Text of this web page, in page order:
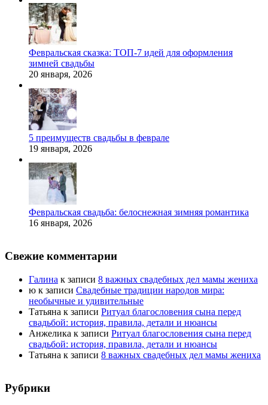
Февральская сказка: ТОП-7 идей для оформления
зимней свадьбы
20 января, 2026
5 преимуществ свадьбы в феврале
19 января, 2026
Февральская свадьба: белоснежная зимняя романтика
16 января, 2026
Свежие комментарии
Галина к записи 8 важных свадебных дел мамы жениха
ю к записи Свадебные традиции народов мира:
необычные и удивительные
Татьяна к записи Ритуал благословения сына перед
свадьбой: история, правила, детали и нюансы
Анжелика к записи Ритуал благословения сына перед
свадьбой: история, правила, детали и нюансы
Татьяна к записи 8 важных свадебных дел мамы жениха
Рубрики